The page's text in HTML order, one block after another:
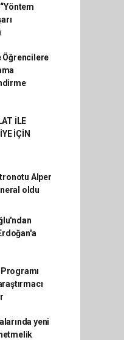
Öğrencilere
İLE
İÇİN
Alper
oldu
Programı
yeni